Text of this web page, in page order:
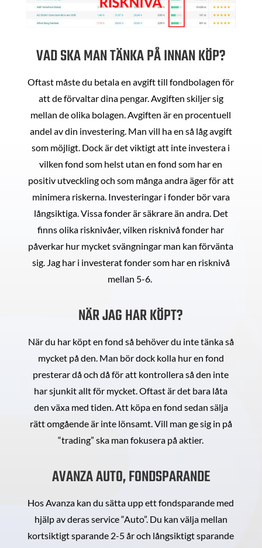
VAD SKA MAN TÄNKA PÅ INNAN KÖP?
Oftast måste du betala en avgift till fondbolagen för
att de förvaltar dina pengar. Avgiften skiljer sig
mellan de olika bolagen. Avgiften är en procentuell
andel av din investering. Man vill ha en så låg avgift
som möjligt. Dock är det viktigt att inte investera i
vilken fond som helst utan en fond som har en
positiv utveckling och som många andra äger för att
minimera riskerna. Investeringar i fonder bör vara
långsiktiga. Vissa fonder är säkrare än andra. Det
finns olika risknivåer, vilken risknivå fonder har
påverkar hur mycket svängningar man kan förvänta
sig. Jag har i investerat fonder som har en risknivå
mellan 5-6.
NÄR JAG HAR KÖPT?
När du har köpt en fond så behöver du inte tänka så
mycket på den. Man bör dock kolla hur en fond
presterar då och då för att kontrollera så den inte
har sjunkit allt för mycket. Oftast är det bara låta
den växa med tiden. Att köpa en fond sedan sälja
rätt omgående är inte lönsamt. Vill man ge sig in på
“trading” ska man fokusera på aktier.
AVANZA AUTO, FONDSPARANDE
Hos Avanza kan du sätta upp ett fondsparande med
hjälp av deras service “Auto”. Du kan välja mellan
kortsiktigt sparande 2-5 år och långsiktigt sparande